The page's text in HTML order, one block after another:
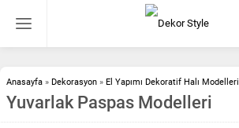
Anasayfa » Dekorasyon » El Yapımı Dekoratif Halı Modelleri
Yuvarlak Paspas Modelleri